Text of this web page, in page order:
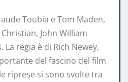
Toubia e Tom Maden,
John William
La regia è di Rich Newey,
del fascino del film
riprese si sono svolte tra